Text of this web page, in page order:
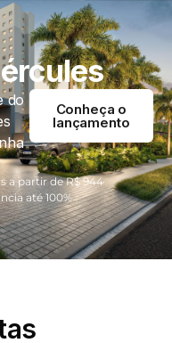
do
Conheça o
lançamento
a partir de R$ 944
até 100%